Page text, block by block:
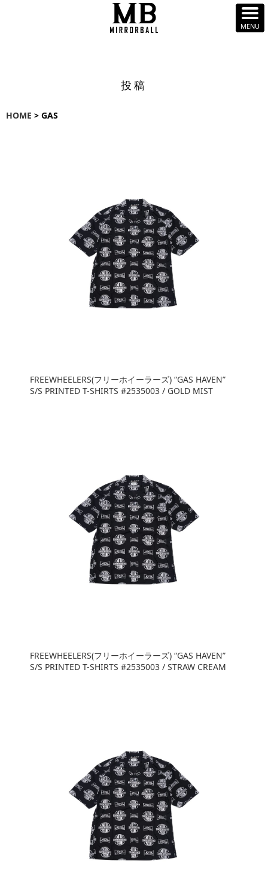
投稿
HOME > GAS
FREEWHEELERS(フリーホイーラーズ) “GAS HAVEN”
S/S PRINTED T-SHIRTS #2535003 / GOLD MIST
FREEWHEELERS(フリーホイーラーズ) “GAS HAVEN”
S/S PRINTED T-SHIRTS #2535003 / STRAW CREAM